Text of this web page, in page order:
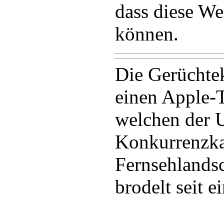
dass diese
können.
Die
einen
welchen der
brodelt seit